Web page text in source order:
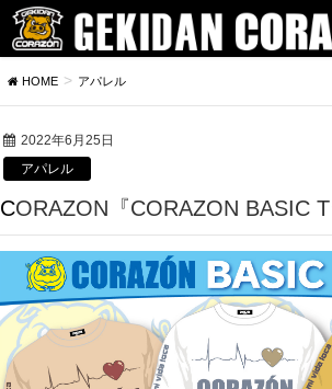
HOME アパレル
2022年6月25日
アパレル
CORAZON『CORAZON BASIC